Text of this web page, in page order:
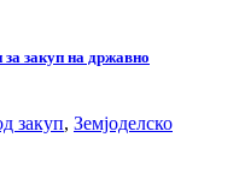
за закуп на државно
закуп, Земјоделско